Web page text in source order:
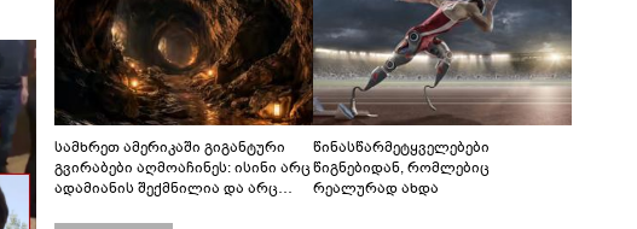
სამხრეთ ამერიკაში გიგანტური
გვირაბები აღმოაჩინეს: ისინი არც
ადამიანის შექმნილია და არც
წინასწარმეტყველებები
წიგნებიდან, რომლებიც
რეალურად ახდა